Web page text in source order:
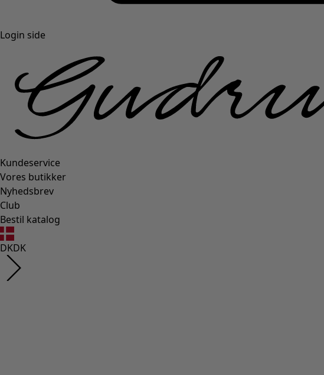
Login side
Kundeservice
Vores butikker
Nyhedsbrev
Club
Bestil katalog
DKDK